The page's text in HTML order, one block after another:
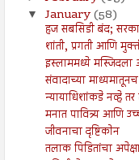
▼ January(58)
हज सबसिडी बंद;
शांती, प्रगती आणि
इस्लाममध्ये मस्जिदला
संवादाच्या
न्यायाधिशांकडे नव्हे तर
मनात पावित्र्य आणि
जीवनाचा दृष्टिकोन
तलाक पिडितांचा